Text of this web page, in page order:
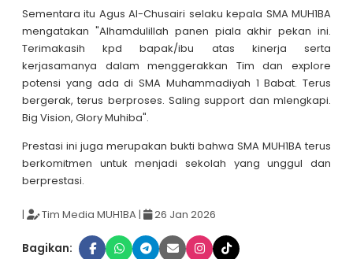
Sementara itu Agus Al-Chusairi selaku kepala SMA MUH1BA
mengatakan "Alhamdulillah panen piala akhir pekan ini.
Terimakasih kpd bapak/ibu atas kinerja serta
kerjasamanya dalam menggerakkan Tim dan explore
potensi yang ada di SMA Muhammadiyah 1 Babat. Terus
bergerak, terus berproses. Saling support dan mlengkapi.
Big Vision, Glory Muhiba".
Prestasi ini juga merupakan bukti bahwa SMA MUH1BA terus
berkomitmen untuk menjadi sekolah yang unggul dan
berprestasi.
| Tim Media MUH1BA| 26 Jan 2026
Bagikan: